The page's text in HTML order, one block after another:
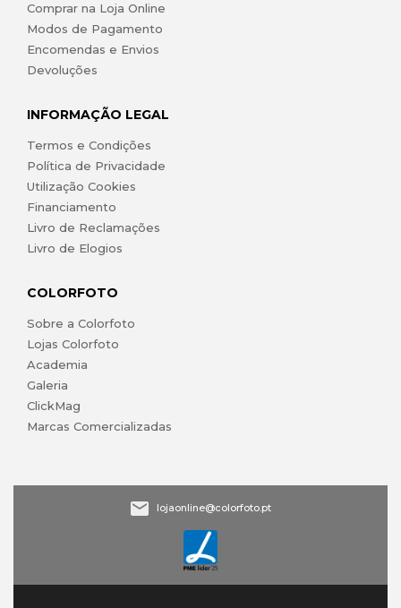
Comprar na Loja Online
Modos de Pagamento
Encomendas e Envios
Devoluções
INFORMAÇÃO LEGAL
Termos e Condições
Política de Privacidade
Utilização Cookies
Financiamento
Livro de Reclamações
Livro de Elogios
COLORFOTO
Sobre a Colorfoto
Lojas Colorfoto
Academia
Galeria
ClickMag
Marcas Comercializadas
lojaonline@colorfoto.pt